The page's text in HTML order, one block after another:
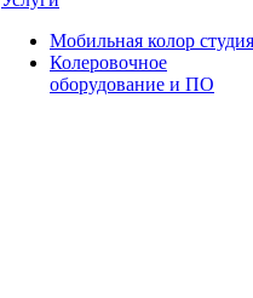
Мобильная колор студия
Колеровочное
оборудование и ПО